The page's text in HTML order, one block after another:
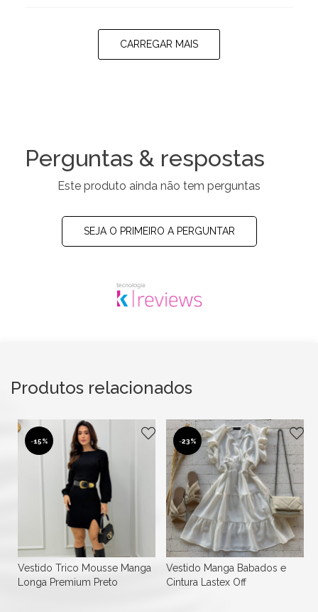
CARREGAR MAIS
Perguntas & respostas
Este produto ainda não tem perguntas
SEJA O PRIMEIRO A PERGUNTAR
Produtos relacionados
-15%
Vestido Trico Mousse Manga
Longa Premium Preto
-23%
Vestido Manga Babados e
Cintura Lastex Off